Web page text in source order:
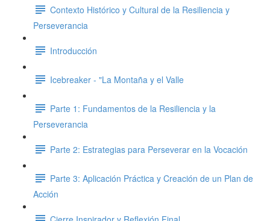
Contexto Histórico y Cultural de la Resiliencia y
Perseverancia
Introducción
Icebreaker - "La Montaña y el Valle
Parte 1: Fundamentos de la Resiliencia y la
Perseverancia
Parte 2: Estrategias para Perseverar en la Vocación
Parte 3: Aplicación Práctica y Creación de un Plan de
Acción